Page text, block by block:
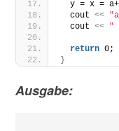
y = x =
  cout
<<
  cout
<< "
return 0;
}
Ausgabe: